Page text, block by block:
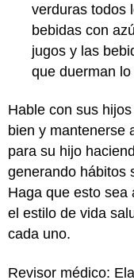
verduras todos
bebidas con
jugos y las
que duerman
Hable con sus
bien y mantenerse
para su hijo
generando hábitos
Haga que esto sea
el estilo de vida
cada uno.
Revisor médico: